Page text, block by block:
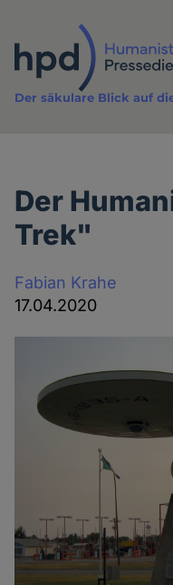
Inhalt
Der säkulare Blick auf
Der
Trek"
Fabian Krahe
17.04.2020